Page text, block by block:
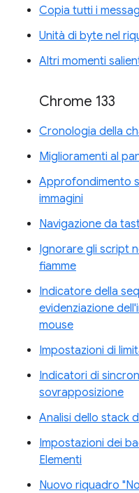
Copia tutti i
Unità di byte nel
Altri momenti
Chrome 133
Cronologia della
Miglioramenti al
Approfondimento
immagini
Navigazione da
Ignorare gli script
fiamme
Indicatore della
evidenziazione
mouse
Impostazioni di
Indicatori di
sovrapposizione
Analisi dello stack
Impostazioni dei
Elementi
Nuovo riquadro